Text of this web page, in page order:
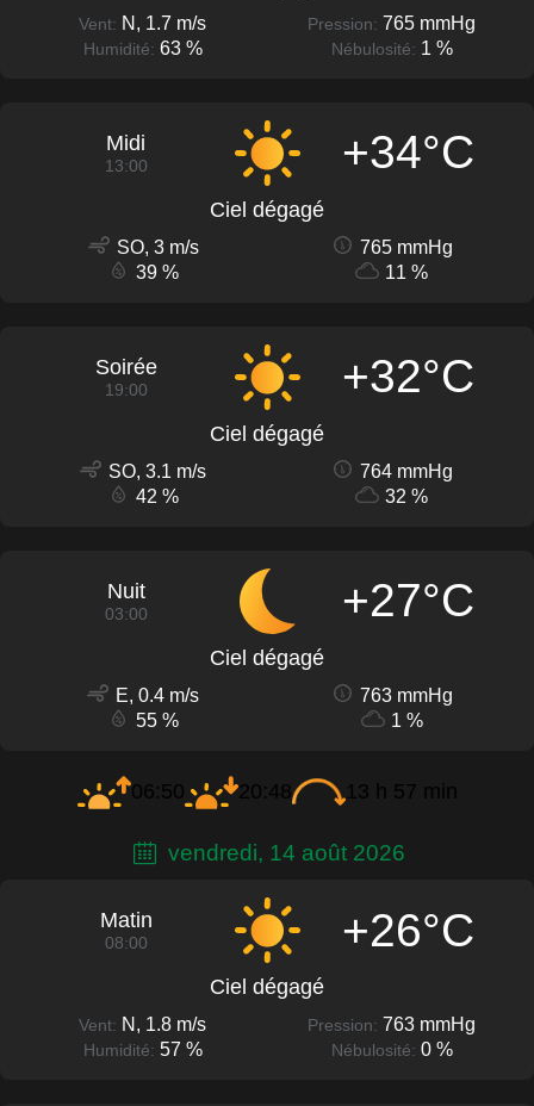
Vent: N, 1.7 m/s Pression: 765 mmHg
Humidité: 63 % Nébulosité: 1 %
Midi
13:00 +34°C
Ciel dégagé
SO, 3 m/s
765 mmHg
39 %
11 %
Soirée
19:00 +32°C
Ciel dégagé
SO, 3.1 m/s
764 mmHg
42 %
32 %
Nuit
03:00 +27°C
Ciel dégagé
E, 0.4 m/s
763 mmHg
55 %
1 %
06:50 20:48 13 h 57 min
vendredi, 14 août 2026
Matin
08:00 +26°C
Ciel dégagé
Vent: N, 1.8 m/s Pression: 763 mmHg
Humidité: 57 % Nébulosité: 0 %